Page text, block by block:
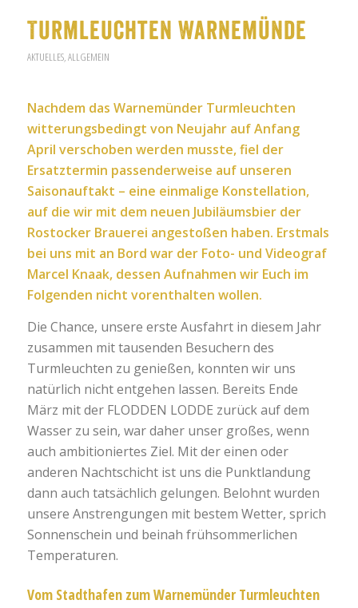
Turmleuchten Warnemünde
AKTUELLES,ALLGEMEIN
Nachdem das Warnemünder Turmleuchten
witterungsbedingt von Neujahr auf Anfang
April verschoben werden musste, fiel der
Ersatztermin passenderweise auf unseren
Saisonauftakt – eine einmalige Konstellation,
auf die wir mit dem neuen Jubiläumsbier der
Rostocker Brauerei angestoßen haben. Erstmals
bei uns mit an Bord war der Foto- und Videograf
Marcel Knaak, dessen Aufnahmen wir Euch im
Folgenden nicht vorenthalten wollen.
Die Chance, unsere erste Ausfahrt in diesem Jahr
zusammen mit tausenden Besuchern des
Turmleuchten zu genießen, konnten wir uns
natürlich nicht entgehen lassen. Bereits Ende
März mit der FLODDEN LODDE zurück auf dem
Wasser zu sein, war daher unser großes, wenn
auch ambitioniertes Ziel. Mit der einen oder
anderen Nachtschicht ist uns die Punktlandung
dann auch tatsächlich gelungen. Belohnt wurden
unsere Anstrengungen mit bestem Wetter, sprich
Sonnenschein und beinah frühsommerlichen
Temperaturen.
Vom Stadthafen zum Warnemünder Turmleuchten